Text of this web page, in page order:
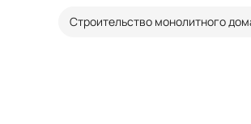
Строительство монолитного